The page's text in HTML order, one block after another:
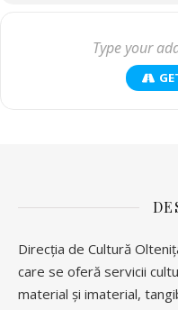
mai aproape de ceea ce
Oltenița merită să fie
Direcția de Cultură
care se oferă servicii
material și imaterial,